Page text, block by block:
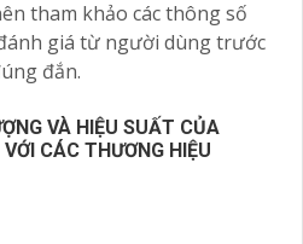
tham khảo các thông số
giá từ người dùng trước
đắn.
VÀ HIỆU SUẤT CỦA
CÁC THƯƠNG HIỆU